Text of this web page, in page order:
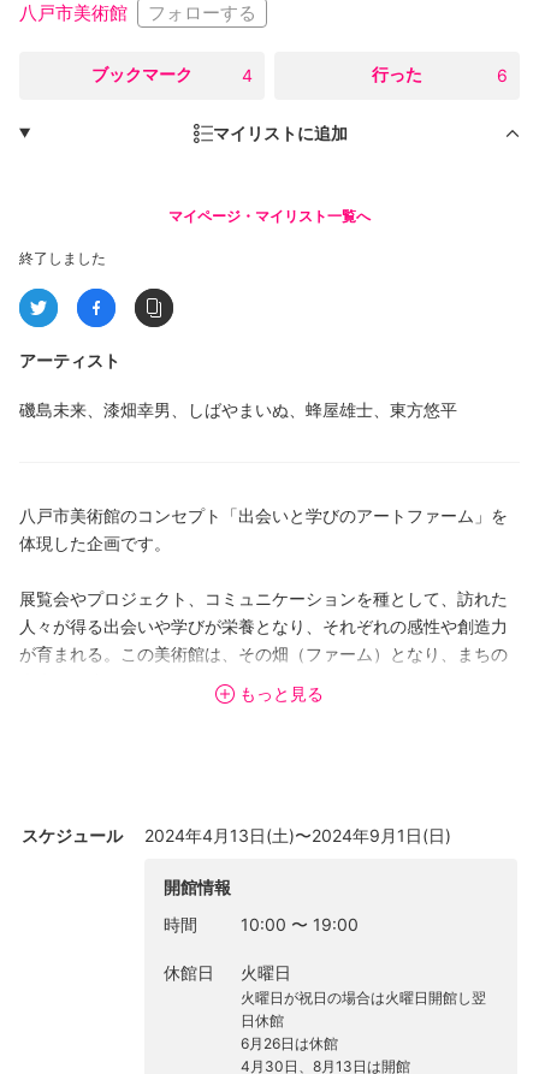
八戸市美術館 フォローする
ブックマーク 4 行った 6
マイリストに追加
マイページ・マイリスト一覧へ
終了しました
アーティスト
磯島未来、漆畑幸男、しばやまいぬ、蜂屋雄士、東方悠平
八戸市美術館のコンセプト「出会いと学びのアートファーム」を
体現した企画です。
展覧会やプロジェクト、コミュニケーションを種として、訪れた
人々が得る出会いや学びが栄養となり、それぞれの感性や創造力
が育まれる。この美術館は、その畑（ファーム）となり、まちの
未来を創造していきます。
作品を鑑賞したり、絵を描いたり、人々の集まりに参加してみた
り、ジャイアントルームに滞在するアーティストと交流した
り……。絵画や版画、写真、ダンスなど、多様なジャンルでのプロ
ジェクトが日々繰り広げられます。
訪れるたびに変化するジャイアントルームのあり方は、訪れる人
によって使い方が決められていく「はらっぱ」のような場でもあ
ります。「はらっぱ」でもあり、「ファーム」でもあるこのジャ
イアントルームで、さまざまな作品や活動、そしてアーティスト
もっと見る
スケジュール 2024年4月13日(土)〜2024年9月1日(日)
開館情報
時間
10:00 〜 19:00
休館日 火曜日
火曜日が祝日の場合は火曜日開館し翌
日休館
6月26日は休館
4月30日、8月13日は開館